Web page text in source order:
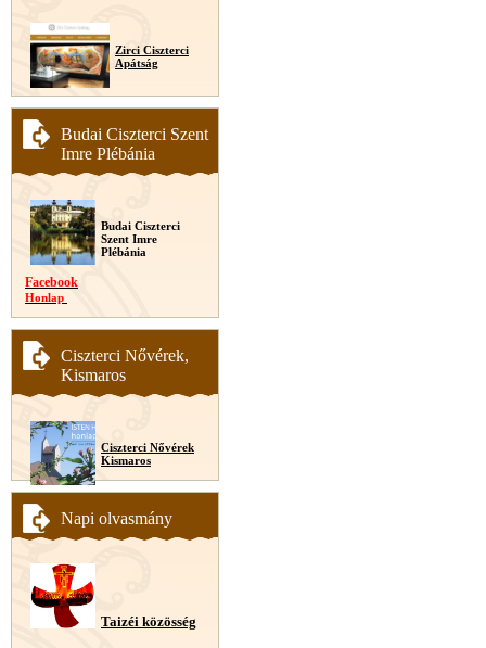
Zirci Ciszterci
Apátság
Budai Ciszterci Szent
Imre Plébánia
Budai Ciszterci
Szent Imre
Plébánia
Facebook
Honlap
Ciszterci Nővérek,
Kismaros
Ciszterci Nővérek
Kismaros
Napi olvasmány
Taizéi közösség